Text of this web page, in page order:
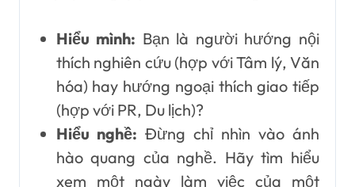
Hiểu mình: Bạn là người hướng nội
thích nghiên cứu (hợp với Tâm lý, Văn
hóa) hay hướng ngoại thích giao tiếp
(hợp với PR, Du lịch)?
Hiểu nghề: Đừng chỉ nhìn vào ánh
hào quang của nghề. Hãy tìm hiểu
xem một ngày làm việc của một